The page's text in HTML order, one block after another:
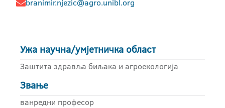
branimir.njezic@agro.unibl.org
Ужа научна/умјетничка област
Заштита здравља биљака и агроекологија
Звање
ванредни професор